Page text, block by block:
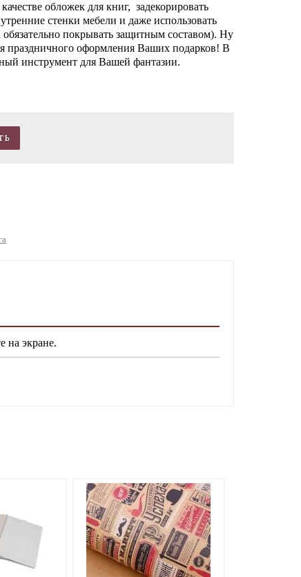
обложек для книг, задекорировать
стенки мебели и даже использовать
обязательно покрывать защитным составом). Ну
праздничного оформления Ваших подарков! В
инструмент для Вашей фантазии.
на экране.